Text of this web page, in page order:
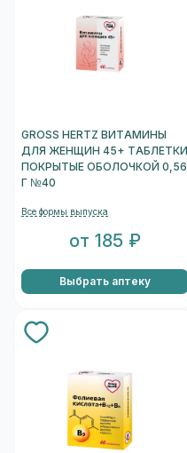
GROSS HERTZ ВИТАМИНЫ
ДЛЯ ЖЕНЩИН 45+ ТАБЛЕТКИ
ПОКРЫТЫЕ ОБОЛОЧКОЙ 0,56
Г №40
Все формы выпуска
от 185 ₽
Выбрать аптеку